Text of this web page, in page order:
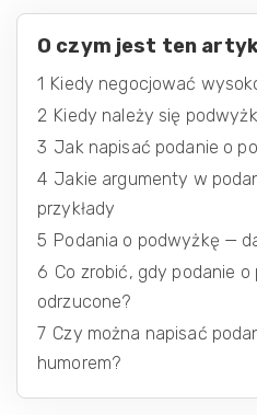
O czym jest ten
1 Kiedy negocjować
2 Kiedy należy się
3 Jak napisać podanie o
4 Jakie argumenty w
przykłady
5 Podania o podwyżkę —
6 Co zrobić, gdy podanie o
odrzucone?
7 Czy można napisać
humorem?